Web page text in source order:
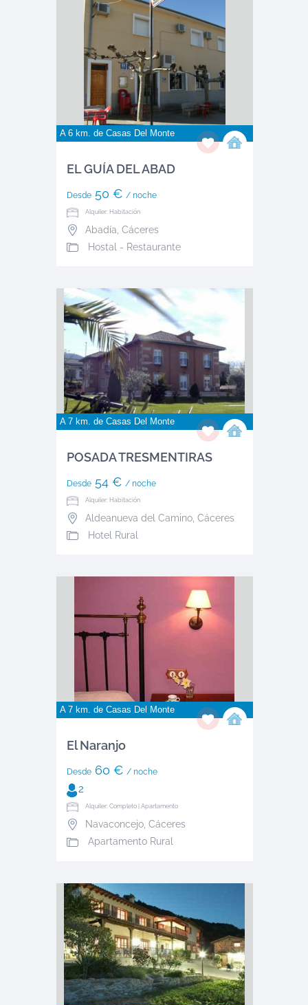
A 6 km. de Casas Del Monte
EL GUÍA DEL ABAD
Desde50 € / noche
Alquiler: Habitación
Abadía Cáceres
Hostal - Restaurante
A 7 km. de Casas Del Monte
POSADA TRESMENTIRAS
Desde54 € / noche
Alquiler: Habitación
Aldeanueva del Camino, Cáceres
Hotel Rural
A 7 km. de Casas Del Monte
El Naranjo
Desde60 € / noche
2
Alquiler: Completo | Apartamento
Navaconcejo, Cáceres
Apartamento Rural